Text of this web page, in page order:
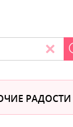
РАДОСТИ